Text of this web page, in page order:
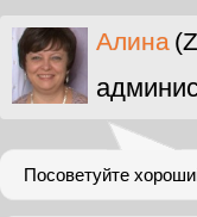
Алина
Посоветуйте